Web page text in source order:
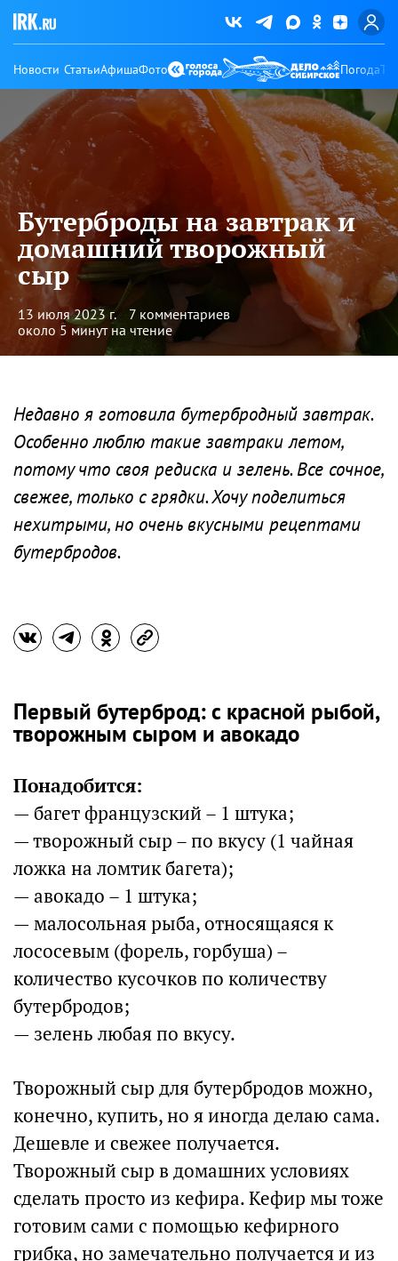
Новости СтатьиАфишаФото Погода
Бутерброды на завтрак и
домашний творожный
сыр
13 июля 2023 г.
7 комментариев
около 5 минут на чтение
Недавно я готовила бутербродный завтрак.
Особенно люблю такие завтраки летом,
потому что своя редиска и зелень. Все сочное,
свежее, только с грядки. Хочу поделиться
нехитрыми, но очень вкусными рецептами
бутербродов.
Первый бутерброд: с красной рыбой,
творожным сыром и авокадо
Понадобится:
— багет французский – 1 штука;
— творожный сыр – по вкусу (1 чайная
ложка на ломтик багета);
— авокадо – 1 штука;
— малосольная рыба, относящаяся к
лососевым (форель, горбуша) –
количество кусочков по количеству
бутербродов;
— зелень любая по вкусу.
Творожный сыр для бутербродов можно,
конечно, купить, но я иногда делаю сама.
Дешевле и свежее получается.
Творожный сыр в домашних условиях
сделать просто из кефира. Кефир мы тоже
готовим сами с помощью кефирного
грибка, но замечательно получается и из